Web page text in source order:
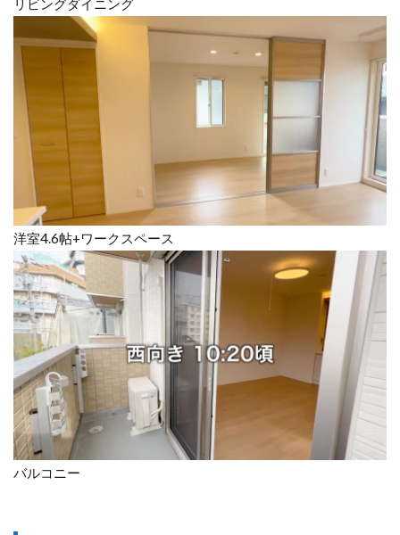
リビングダイニング
洋室4.6帖+ワークスペース
バルコニー